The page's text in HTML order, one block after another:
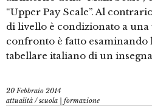
“Upper Pay Scale”. Al
di livello è condizionato a
confronto è fatto esaminando
tabellare italiano di un
20 Febbraio 2014
attualità /scuola | formazione